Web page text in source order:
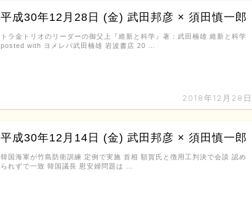
平成30年12月28日 (金) 武田邦彦 × 須田慎一郎
2018年12月28日
トラ金トリオのリーダーの御父上『維新と科学』著：武田楠雄 維新と科学
posted with ヨメレバ武田楠雄 岩波書店 20 …
平成30年12月14日 (金) 武田邦彦 × 須田慎一郎
韓国海軍が竹島防衛訓練 定例で実施 首相 額賀氏と徴用工判決で会談 認め
られずで一致 韓国議長 慰安婦問題は …